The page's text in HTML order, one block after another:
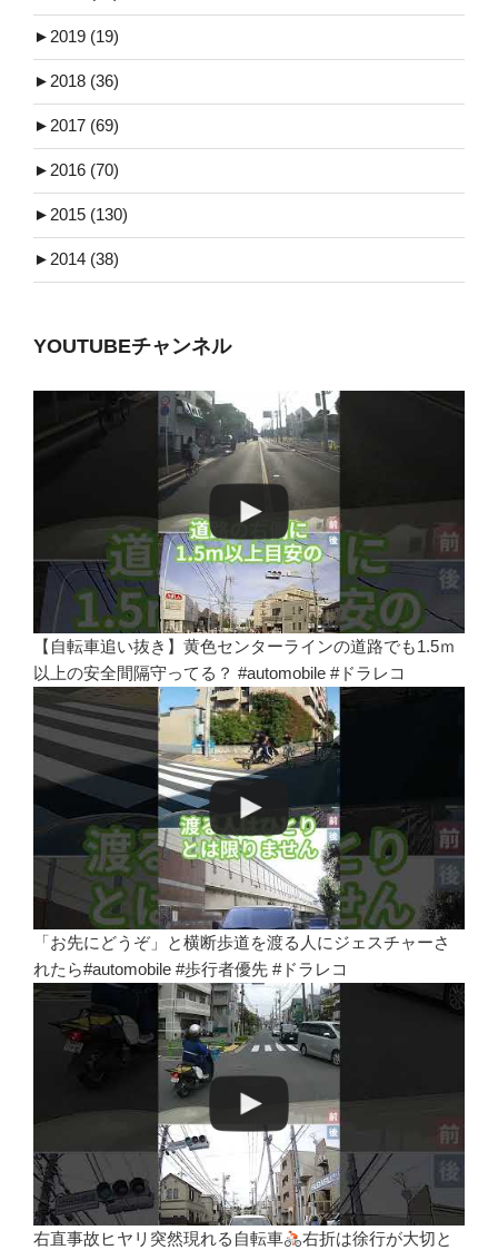
► 2019 (19)
► 2018 (36)
► 2017 (69)
► 2016 (70)
► 2015 (130)
► 2014 (38)
YOUTUBEチャンネル
【自転車追い抜き】黄色センターラインの道路でも1.5ｍ
以上の安全間隔守ってる？ #automobile #ドラレコ
「お先にどうぞ」と横断歩道を渡る人にジェスチャーさ
れたら#automobile #歩行者優先 #ドラレコ
右直事故ヒヤリ突然現れる自転車
右折は徐行が大切と